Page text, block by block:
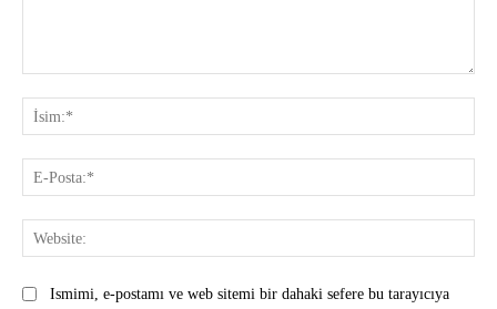
Ismimi, e-postamı ve web sitemi bir dahaki sefere bu tarayıcıya